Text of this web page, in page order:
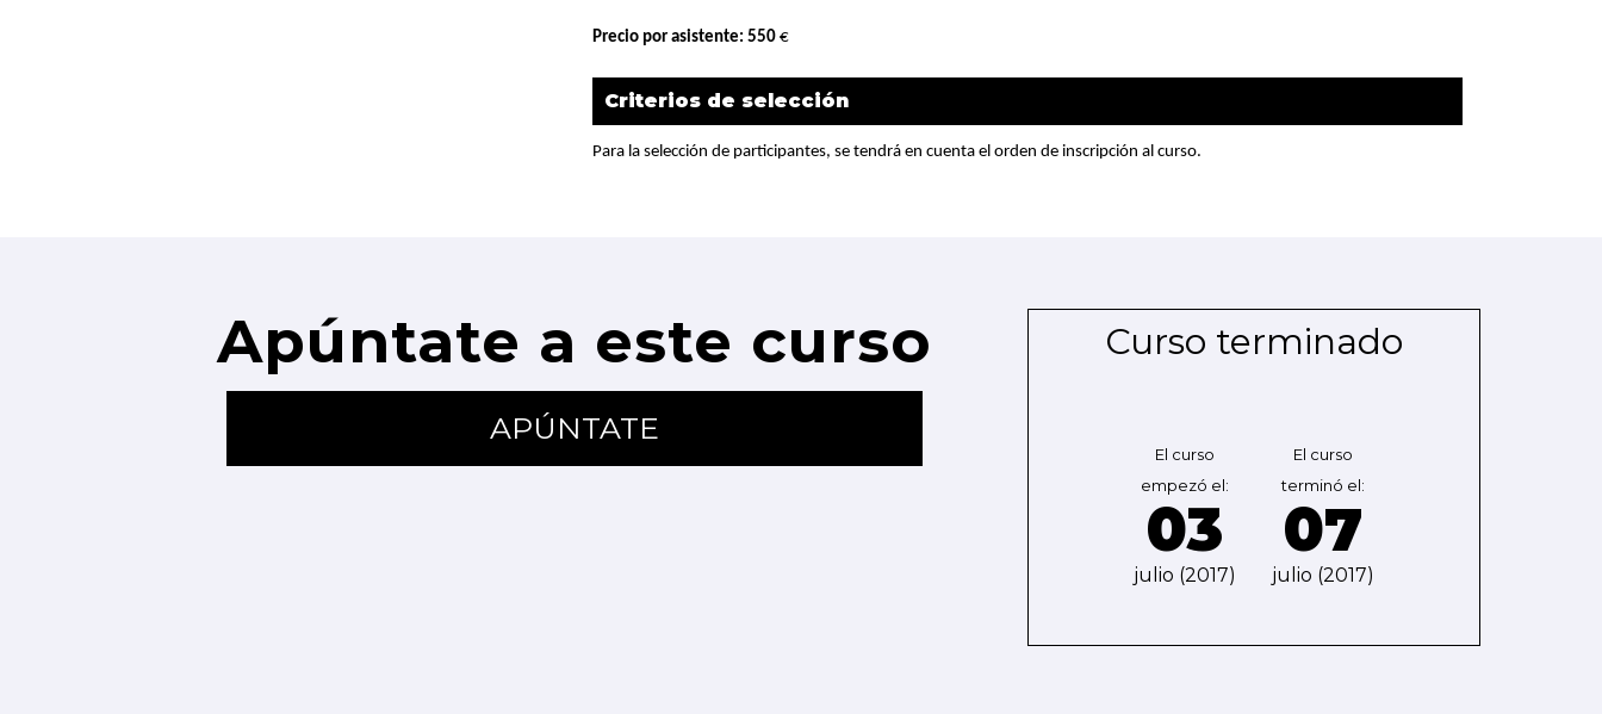
Precio por asistente: 550 €
Criterios de selección
Para la selección de participantes, se tendrá en cuenta el orden de inscripción al curso.
Apúntate a este curso
APÚNTATE
Curso terminado
El curso
empezó el:
03
julio (2017)
El curso
terminó el:
07
julio (2017)